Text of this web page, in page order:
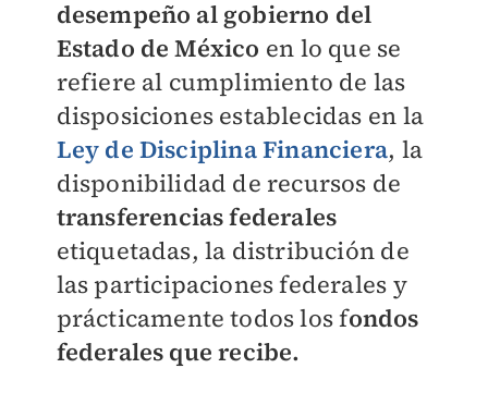
desempeño al gobierno del
Estado de México en lo que se
refiere al cumplimiento de las
disposiciones establecidas en la
Ley de Disciplina Financiera, la
disponibilidad de recursos de
transferencias federales
etiquetadas, la distribución de
las participaciones federales y
prácticamente todos los fondos
federales que recibe.